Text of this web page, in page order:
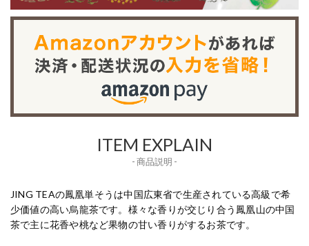
ITEM EXPLAIN
- 商品説明 -
JING TEAの鳳凰単そうは中国広東省で生産されている高級で希
少価値の高い烏龍茶です。様々な香りが交じり合う鳳凰山の中国
茶で主に花香や桃など果物の甘い香りがするお茶です。